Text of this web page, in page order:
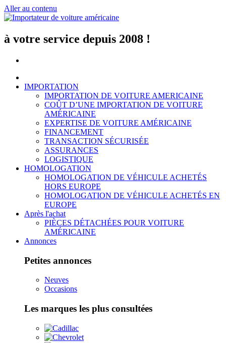
Aller au contenu
à votre service depuis 2008 !
IMPORTATION
IMPORTATION DE VOITURE AMERICAINE
COÛT D’UNE IMPORTATION DE VOITURE
AMÉRICAINE
EXPERTISE DE VOITURE AMÉRICAINE
FINANCEMENT
TRANSACTION SÉCURISÉE
ASSURANCES
LOGISTIQUE
HOMOLOGATION
HOMOLOGATION DE VÉHICULE ACHETÉS
HORS EUROPE
HOMOLOGATION DE VÉHICULE ACHETÉS EN
EUROPE
Après l'achat
PIÈCES DÉTACHÉES POUR VOITURE
AMÉRICAINE
Annonces
Petites annonces
Neuves
Occasions
Les marques les plus consultées